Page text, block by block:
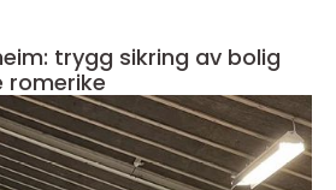
trygg sikring av bolig
romerike